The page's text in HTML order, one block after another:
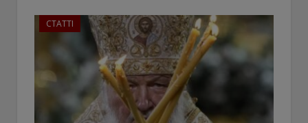
СТАТТІ